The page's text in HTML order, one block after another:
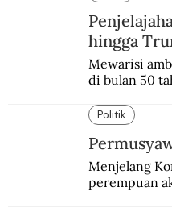
hingga
Mewarisi
di bulan 50
Politik
Menjelang
perempuan